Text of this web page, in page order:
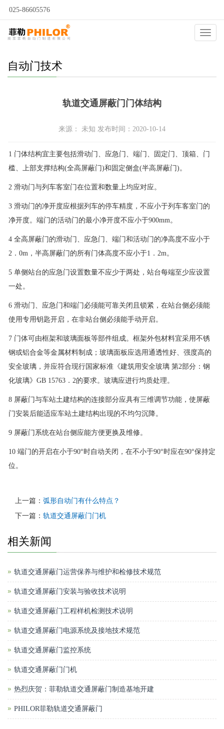
025-86605576
自动门
自动门技术
轨道交通屏蔽门门体结构
来源： 未知 发布时间：2020-10-14
1 门体结构宜主要包括滑动门、应急门、端门、固定门、顶箱、门
槛、上部支撑结构(全高屏蔽门)和固定侧盒(半高屏蔽门)。
2 滑动门与列车客室门在位置和数量上均应对应。
3 滑动门的净开度应根据列车的停车精度，不应小于列车客室门的
净开度。端门的活动门的最小净开度不应小于900mm。
4 全高屏蔽门的滑动门、应急门、端门和活动门的净高度不应小于
2．0m，半高屏蔽门的所有门体高度不应小于1．2m。
5 单侧站台的应急门设置数量不应少于两处，站台每端至少应设置
一处。
6 滑动门、应急门和端门必须能可靠关闭且锁紧，在站台侧必须能
使用专用钥匙开启，在非站台侧必须能手动开启。
7 门体可由框架和玻璃面板等部件组成。框架外包材料宜采用不锈
钢或铝合金等金属材料制成；玻璃面板应选用通透性好、强度高的
安全玻璃，并应符合现行国家标准《建筑用安全玻璃 第2部分：钢
化玻璃》GB 15763．2的要求。玻璃应进行均质处理。
8 屏蔽门与车站土建结构的连接部分应具有三维调节功能，使屏蔽
门安装后能适应车站土建结构出现的不均匀沉降。
9 屏蔽门系统在站台侧应能方便更换及维修。
10 端门的开启在小于90°时自动关闭，在不小于90°时应在90°保持定
位。
上一篇： 弧形自动门有什么特点？
下一篇： 轨道交通屏蔽门门机
相关新闻
轨道交通屏蔽门运营保养与维护和检修技术规范
轨道交通屏蔽门安装与验收技术说明
轨道交通屏蔽门工程样机检测技术说明
轨道交通屏蔽门电源系统及接地技术规范
轨道交通屏蔽门监控系统
轨道交通屏蔽门门机
热烈庆贺：菲勒轨道交通屏蔽门制造基地开建
PHILOR菲勒轨道交通屏蔽门